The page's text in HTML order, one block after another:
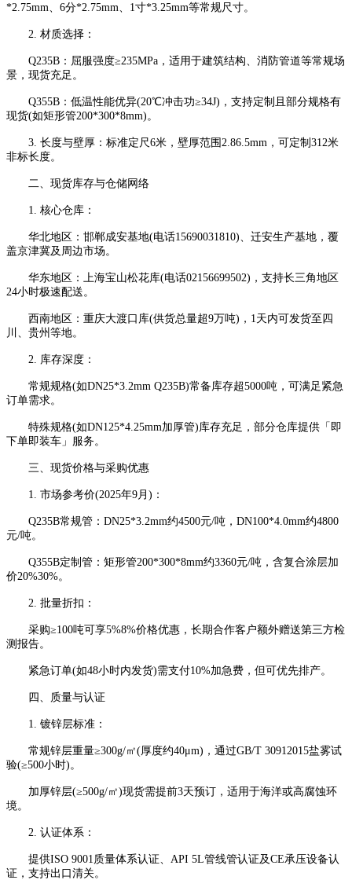
*2.75mm、6分*2.75mm、1寸*3.25mm等常规尺寸。
2. 材质选择：
Q235B：屈服强度≥235MPa，适用于建筑结构、消防管道等常规场
景，现货充足。
Q355B：低温性能优异(20℃冲击功≥34J)，支持定制且部分规格有
现货(如矩形管200*300*8mm)。
3. 长度与壁厚：标准定尺6米，壁厚范围2.86.5mm，可定制312米
非标长度。
二、现货库存与仓储网络
1. 核心仓库：
华北地区：邯郸成安基地(电话15690031810)、迁安生产基地，覆
盖京津冀及周边市场。
华东地区：上海宝山松花库(电话02156699502)，支持长三角地区
24小时极速配送。
西南地区：重庆大渡口库(供货总量超9万吨)，1天内可发货至四
川、贵州等地。
2. 库存深度：
常规规格(如DN25*3.2mm Q235B)常备库存超5000吨，可满足紧急
订单需求。
特殊规格(如DN125*4.25mm加厚管)库存充足，部分仓库提供「即
下单即装车」服务。
三、现货价格与采购优惠
1. 市场参考价(2025年9月)：
Q235B常规管：DN25*3.2mm约4500元/吨，DN100*4.0mm约4800
元/吨。
Q355B定制管：矩形管200*300*8mm约3360元/吨，含复合涂层加
价20%30%。
2. 批量折扣：
采购≥100吨可享5%8%价格优惠，长期合作客户额外赠送第三方检
测报告。
紧急订单(如48小时内发货)需支付10%加急费，但可优先排产。
四、质量与认证
1. 镀锌层标准：
常规锌层重量≥300g/㎡(厚度约40μm)，通过GB/T 30912015盐雾试
验(≥500小时)。
加厚锌层(≥500g/㎡)现货需提前3天预订，适用于海洋或高腐蚀环
境。
2. 认证体系：
提供ISO 9001质量体系认证、API 5L管线管认证及CE承压设备认
证，支持出口清关。